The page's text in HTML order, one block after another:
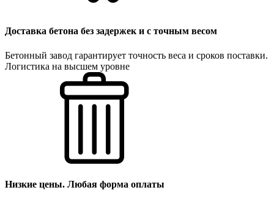
Доставка бетона без задержек и с точным весом
Бетонный завод гарантирует точность веса и сроков поставки.
Логистика на высшем уровне
Низкие цены. Любая форма оплаты